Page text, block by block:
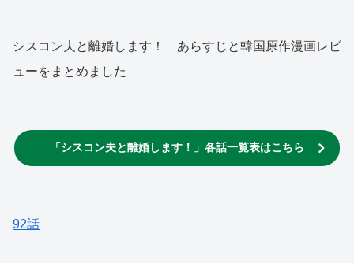
シスコン夫と離婚します！ あらすじと韓国原作漫画レビ
ューをまとめました
「シスコン夫と離婚します！」各話一覧表はこちら
92話